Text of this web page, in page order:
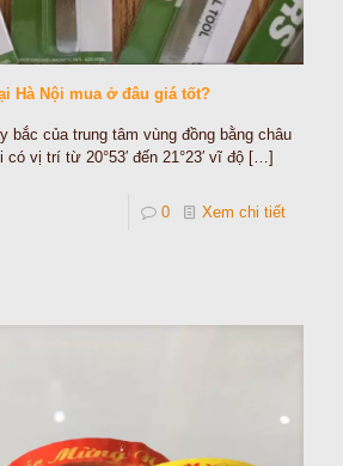
Hà Nội mua ở đâu giá tốt?
bắc của trung tâm vùng đồng bằng châu
vị trí từ 20°53′ đến 21°23′ vĩ độ […]
0 Xem chi tiết